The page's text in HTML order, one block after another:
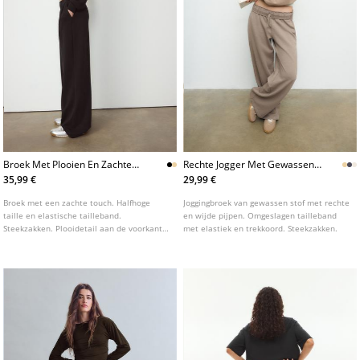
Broek Met Plooien En Zachte
Touch
35,99 €
Broek met een zachte touch. Halfhoge
taille en elastische tailleband.
Steekzakken. Plooidetail aan de voorkant.
Rechte Jogger Met Gewassen
Effect
29,99 €
Joggingbroek van gewassen stof met rechte
en wijde pijpen. Omgeslagen tailleband
met elastiek en trekkoord. Steekzakken.